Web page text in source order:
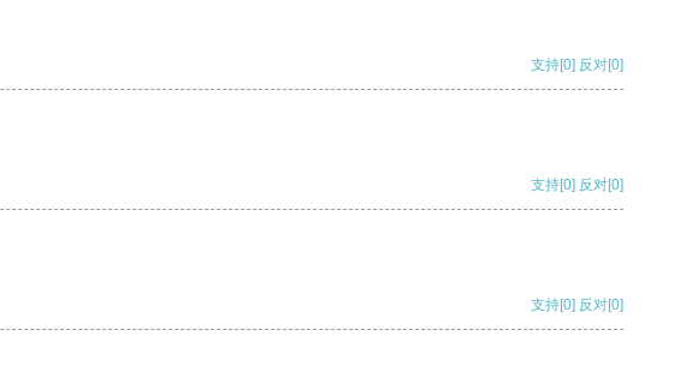
支持[0] 反对[0]
支持[0] 反对[0]
支持[0] 反对[0]